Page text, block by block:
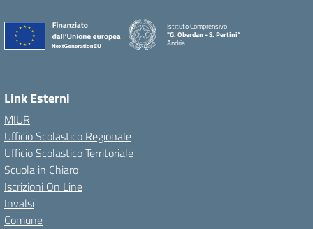
Istituto Comprensivo
"G. Oberdan - S. Pertini"
Andria
Link Esterni
MIUR
Ufficio Scolastico Regionale
Ufficio Scolastico Territoriale
Scuola in Chiaro
Iscrizioni On Line
Invalsi
Comune